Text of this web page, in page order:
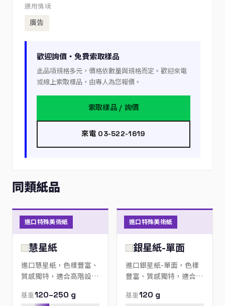
適用情境
廣告
歡迎詢價・免費索取樣品
此品項規格多元，價格依數量與規格而定。歡迎來電
或線上索取樣品，由專人為您報價。
索取樣品 / 詢價
來電 03-522-1619
同類紙品
進口特殊美術紙
慧星紙
進口慧星紙，色樣豐富、
質感獨特，適合高階設
來電指定色號。
基重120–250 g
進口特殊美術紙
銀星紙-單面
進口銀星紙-單面，色樣
豐富、質感獨特，適合高
歡迎來電指定色號。
基重120 g